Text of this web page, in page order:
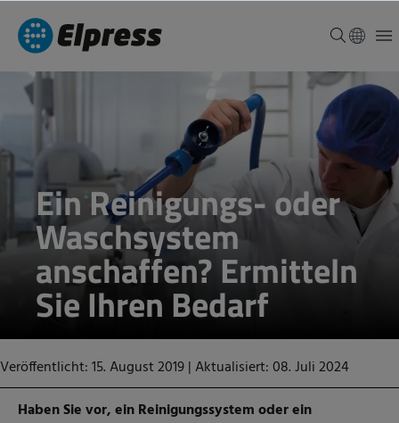
Ein Reinigungs- oder
Waschsystem
anschaffen? Ermitteln
Sie Ihren Bedarf
Veröffentlicht: 15. August 2019|Aktualisiert: 08. Juli 2024
Haben Sie vor, ein Reinigungssystem oder ein